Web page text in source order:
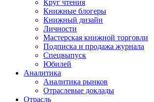
Круг чтения
Книжные блогеры
Книжный дизайн
Личности
Мастерская книжной торговли
Подписка и продажа журнала
Спецвыпуск
Юбилей
Аналитика
Аналитика рынков
Отраслевые доклады
Отрасль